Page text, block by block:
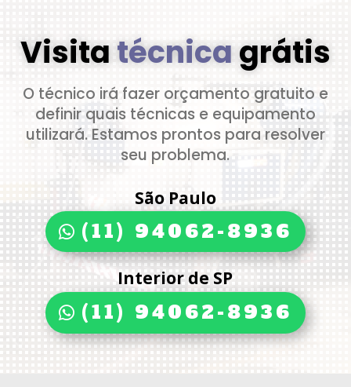
Visitatécnicagrátis
O técnico irá fazer orçamento gratuito e
definir quais técnicas e equipamento
utilizará. Estamos prontos para resolver
seu problema.
São Paulo
(11) 94062-8936
Interior de SP
(11) 94062-8936